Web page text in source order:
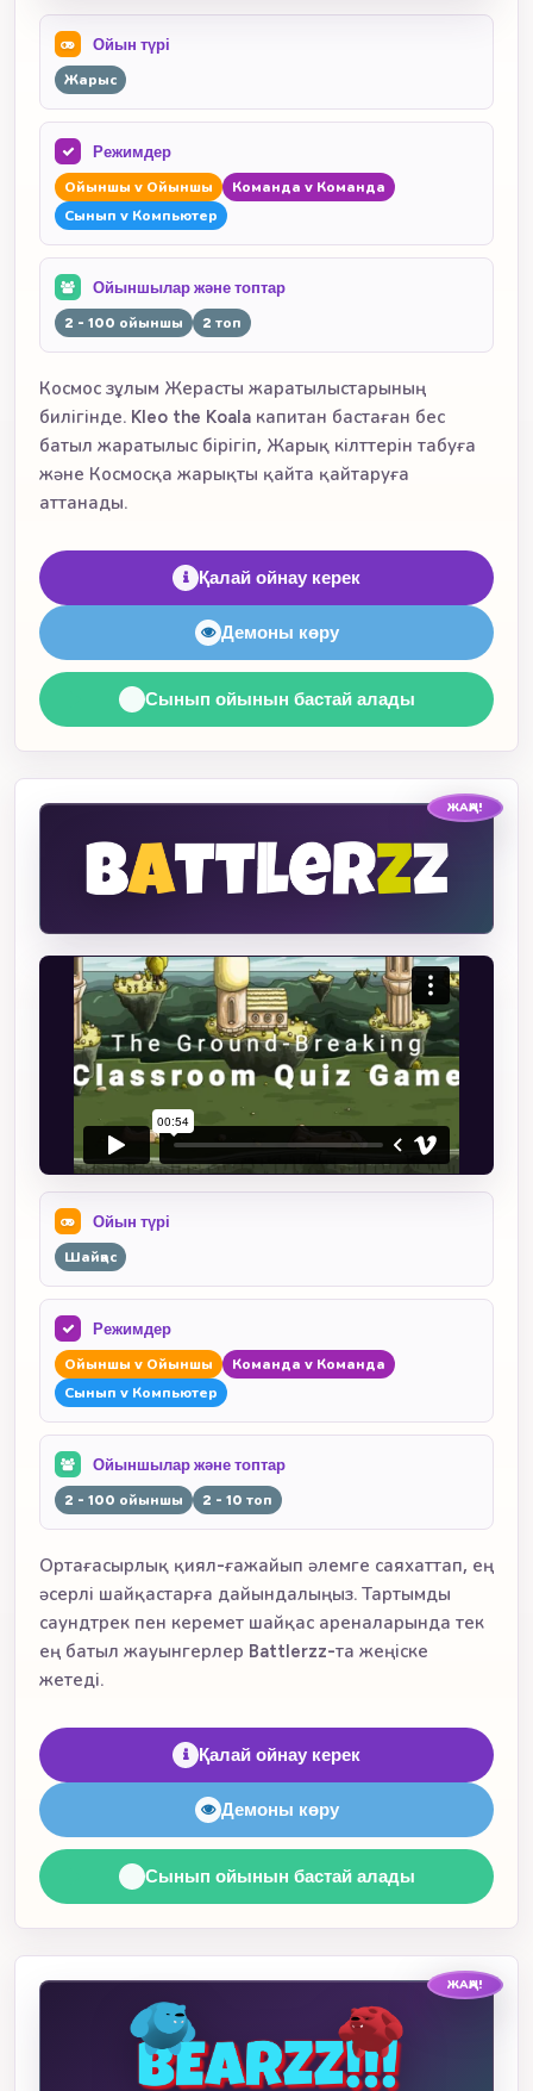
Ойын түрі
Жарыс
Режимдер
Ойыншы v Ойыншы
Команда v Команда
Сынып v Компьютер
Ойыншылар және топтар
2 - 100 ойыншы 2 топ
Космос зұлым Жерасты жаратылыстарының
билігінде. Kleo the Koala капитан бастаған бес
батыл жаратылыс бірігіп, Жарық кілттерін табуға
және Космосқа жарықты қайта қайтаруға
аттанады.
Қалай ойнау керек
Демоны көру
Сынып ойынын бастай алады
ЖАҢА!
Ойын түрі
Шайқас
Режимдер
Ойыншы v Ойыншы
Команда v Команда
Сынып v Компьютер
Ойыншылар және топтар
2 - 100 ойыншы 2 - 10 топ
Ортағасырлық қиял-ғажайып әлемге саяхаттап, ең
әсерлі шайқастарға дайындалыңыз. Тартымды
саундтрек пен керемет шайқас ареналарында тек
ең батыл жауынгерлер Battlerzz-та жеңіске
жетеді.
Қалай ойнау керек
Демоны көру
Сынып ойынын бастай алады
ЖАҢА!